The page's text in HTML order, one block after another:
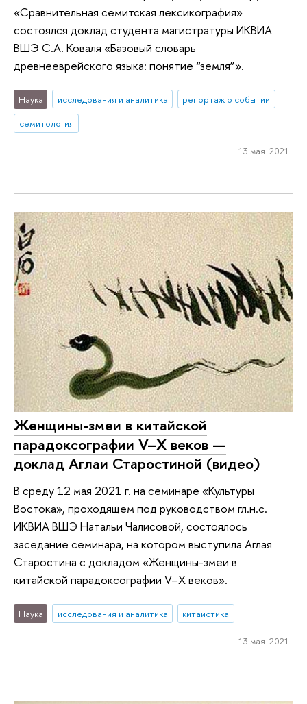
«Сравнительная семитская лексикография»
состоялся доклад студента магистратуры ИКВИА
ВШЭ C.А. Коваля «Базовый словарь
древнееврейского языка: понятие “земля”».
Наука исследования и аналитика
репортаж о событии
семитология
13 мая 2021
Женщины-змеи в китайской
парадоксографии V–X веков —
доклад Аглаи Старостиной (видео)
В среду 12 мая 2021 г. на семинаре «Культуры
Востока», проходящем под руководством гл.н.с.
ИКВИА ВШЭ Натальи Чалисовой, состоялось
заседание семинара, на котором выступила Аглая
Старостина с докладом «Женщины-змеи в
китайской парадоксографии V–X веков».
Наука исследования и аналитика китаистика
13 мая 2021